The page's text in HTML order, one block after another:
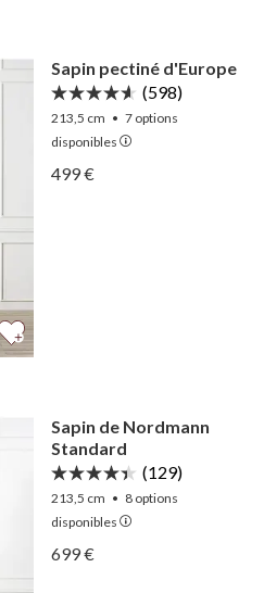
Sapin pectiné d'Europe
(598)
213,5 cm • 7 options
disponibles
Afficher Sapin pectiné
Afficher Sapin pectiné
499 €
Sapin de Nordmann
Standard
(129)
213,5 cm • 8 options
disponibles
Afficher Sapin de
Afficher Sapin de
699 €